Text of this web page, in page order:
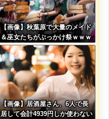
【画像】秋葉原で大量のメイド
＆巫女たちがぶっかけ祭ｗｗｗ
ｗｗｗｗｗｗｗｗ
【画像】居酒屋さん、6人で長
居して会計4939円しか使わない